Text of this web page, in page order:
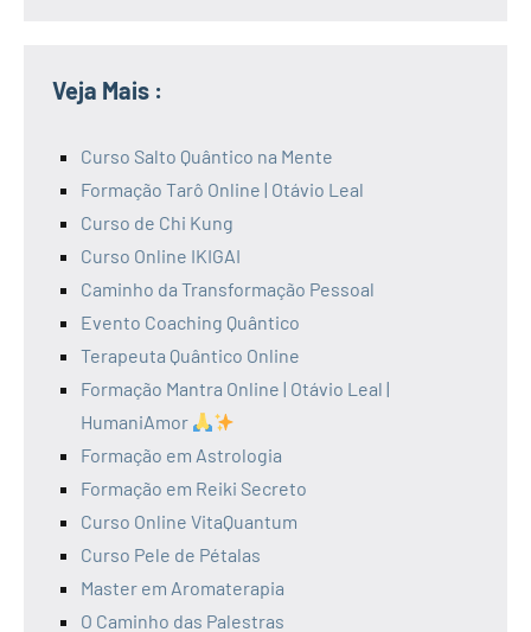
Veja Mais :
Curso Salto Quântico na Mente
Formação Tarô Online | Otávio Leal
Curso de Chi Kung
Curso Online IKIGAI
Caminho da Transformação Pessoal
Evento Coaching Quântico
Terapeuta Quântico Online
Formação Mantra Online | Otávio Leal |
HumaniAmor
Formação em Astrologia
Formação em Reiki Secreto
Curso Online VitaQuantum
Curso Pele de Pétalas
Master em Aromaterapia
O Caminho das Palestras